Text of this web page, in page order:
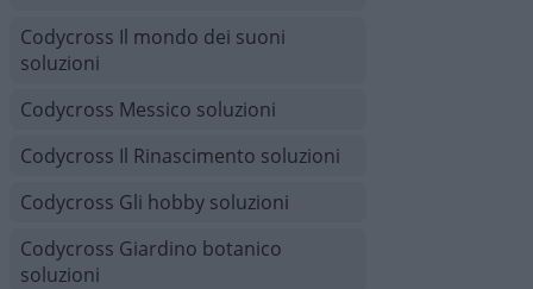
Codycross Il mondo dei suoni
soluzioni
Codycross Messico soluzioni
Codycross Il Rinascimento soluzioni
Codycross Gli hobby soluzioni
Codycross Giardino botanico
soluzioni